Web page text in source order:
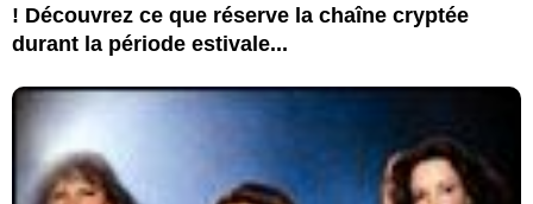
! Découvrez ce que réserve la chaîne cryptée
durant la période estivale...